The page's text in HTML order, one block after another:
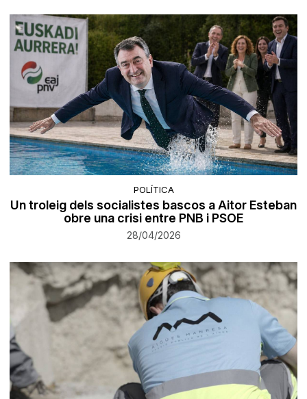
POLÍTICA
Un troleig dels socialistes bascos a Aitor Esteban
obre una crisi entre PNB i PSOE
28/04/2026